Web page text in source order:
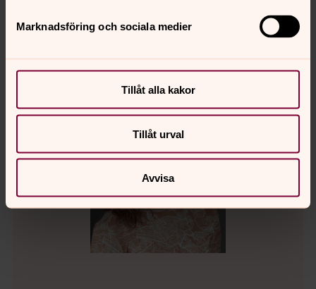
Marknadsföring och sociala medier
Tillåt alla kakor
Tillåt urval
Avvisa